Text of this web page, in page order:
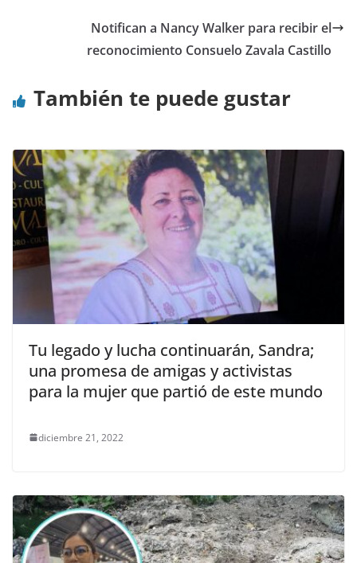
Notifican a Nancy Walker para recibir el
reconocimiento Consuelo Zavala Castillo
También te puede gustar
Tu legado y lucha continuarán, Sandra;
una promesa de amigas y activistas
para la mujer que partió de este mundo
diciembre 21, 2022